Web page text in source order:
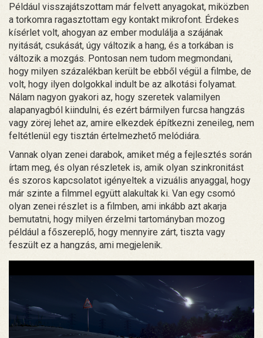
Például visszajátszottam már felvett anyagokat, miközben
a torkomra ragasztottam egy kontakt mikrofont. Érdekes
kísérlet volt, ahogyan az ember modulálja a szájának
nyitását, csukását, úgy változik a hang, és a torkában is
változik a mozgás. Pontosan nem tudom megmondani,
hogy milyen százalékban került be ebből végül a filmbe, de
volt, hogy ilyen dolgokkal indult be az alkotási folyamat.
Nálam nagyon gyakori az, hogy szeretek valamilyen
alapanyagból kiindulni, és ezért bármilyen furcsa hangzás
vagy zörej lehet az, amire elkezdek építkezni zeneileg, nem
feltétlenül egy tisztán értelmezhető melódiára.
Vannak olyan zenei darabok, amiket még a fejlesztés során
írtam meg, és olyan részletek is, amik olyan szinkronitást
és szoros kapcsolatot igényeltek a vizuális anyaggal, hogy
már szinte a filmmel együtt alakultak ki. Van egy csomó
olyan zenei részlet is a filmben, ami inkább azt akarja
bemutatni, hogy milyen érzelmi tartományban mozog
például a főszereplő, hogy mennyire zárt, tiszta vagy
feszült ez a hangzás, ami megjelenik.